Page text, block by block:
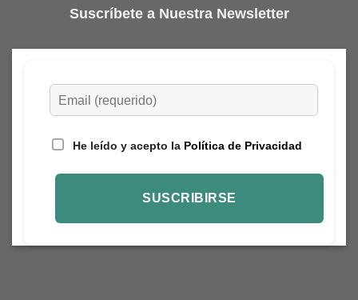
Suscríbete a Nuestra Newsletter
He leído y acepto la Política de Privacidad